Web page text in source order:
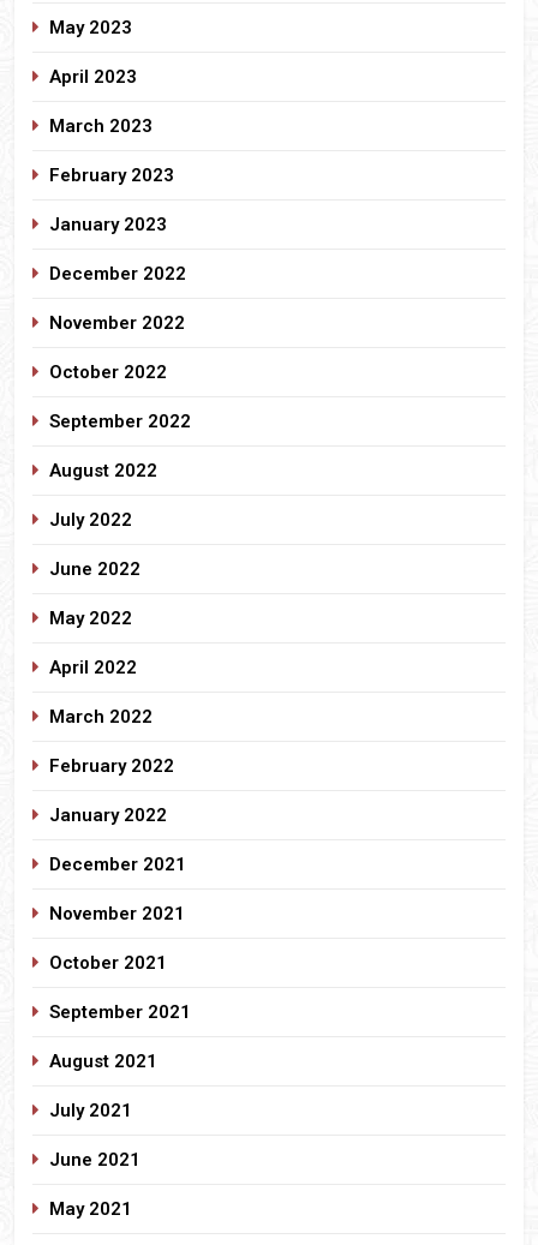
May 2023
April 2023
March 2023
February 2023
January 2023
December 2022
November 2022
October 2022
September 2022
August 2022
July 2022
June 2022
May 2022
April 2022
March 2022
February 2022
January 2022
December 2021
November 2021
October 2021
September 2021
August 2021
July 2021
June 2021
May 2021